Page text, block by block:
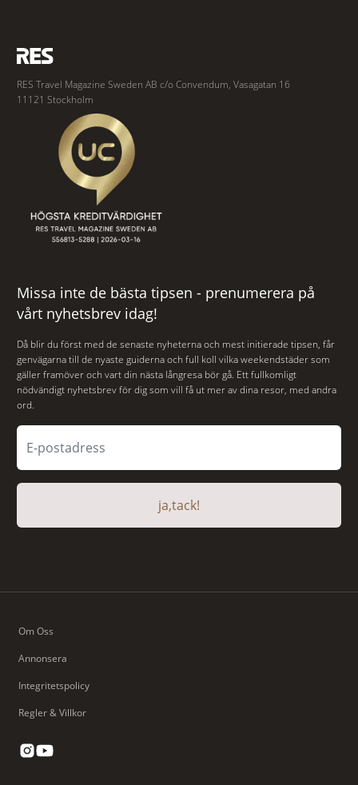
RES Travel Magazine Sweden AB c/o Convendum, Vasagatan 16
11121 Stockholm
Missa inte de bästa tipsen - prenumerera på
vårt nyhetsbrev idag!
Då blir du först med de senaste nyheterna och mest initierade tipsen, får
genvägarna till de nyaste guiderna och full koll vilka weekendstäder som
gäller framöver och vart din nästa långresa bör gå. Ett fullkomligt
nödvändigt nyhetsbrev för dig som vill få ut mer av dina resor, med andra
ord.
ja,tack!
Om Oss
Annonsera
Integritetspolicy
Regler & Villkor